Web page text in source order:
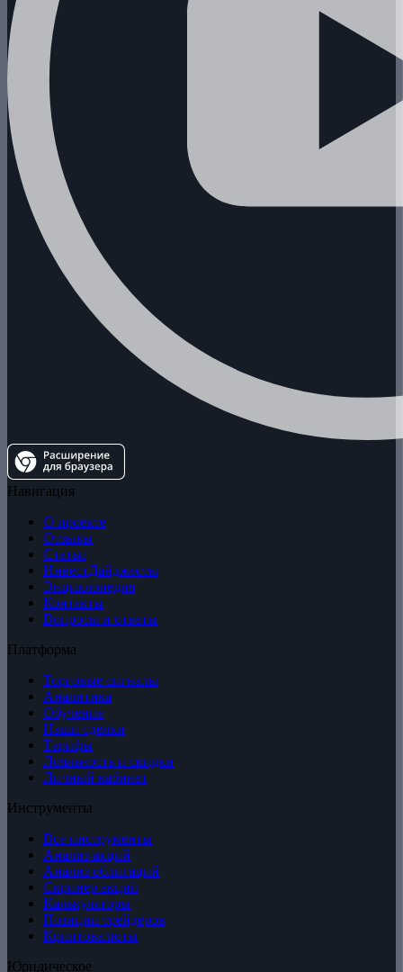
Навигация
О проекте
Отзывы
Статьи
ИнвестДайджесты
Энциклопедия
Контакты
Вопросы и ответы
Платформа
Торговые сигналы
Аналитика
Обучение
Наши сделки
Тарифы
Лояльность и скидки
Личный кабинет
Инструменты
Все инструменты
Анализ акций
Анализ облигаций
Скринер акций
Калькуляторы
Позиции трейдеров
Криптовалюты
Юридическое